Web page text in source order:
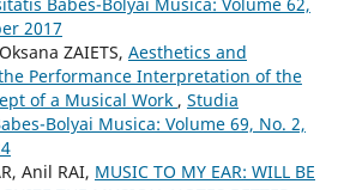
2017
ZAIETS, Aesthetics and
Performance Interpretation of the
of a Musical Work , Studia
Bolyai Musica: Volume 69, No. 2,
Anil RAI, MUSIC TO MY EAR: WILL BE